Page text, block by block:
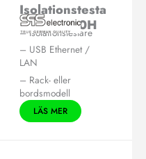
Isolationstesta
re IS 6600H
– Isolationstestare
– USB Ethernet /
LAN
– Rack- eller
bordsmodell
LÄS MER